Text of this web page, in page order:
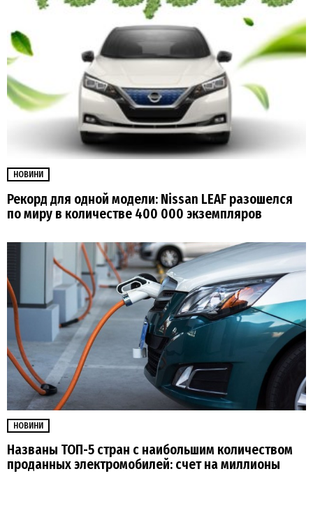
НОВИНИ
Рекорд для одной модели: Nissan LEAF разошелся
по миру в количестве 400 000 экземпляров
НОВИНИ
Названы ТОП-5 стран с наибольшим количеством
проданных электромобилей: счет на миллионы